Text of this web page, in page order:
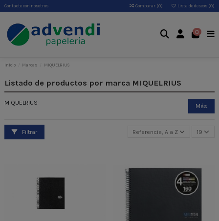
Contacte con nosotros Comparar (0) Lista de deseos (0)
0
Inicio Marcas MIQUELRIUS
Listado de productos por marca MIQUELRIUS
MIQUELRIUS Más
Filtrar Referencia, A a Z 19